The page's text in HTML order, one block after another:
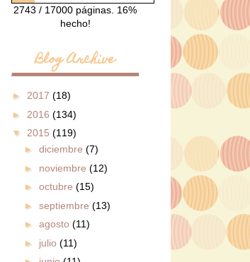
2743 / 17000 páginas. 16%
hecho!
Blog Archive
► 2017 (18)
► 2016 (134)
▼ 2015 (119)
► diciembre (7)
► noviembre (12)
► octubre (15)
► septiembre (13)
► agosto (11)
► julio (11)